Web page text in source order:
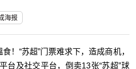
海报
！“苏超”门票难求下，造成商机，
台及社交平台，倒卖13张“苏超”球